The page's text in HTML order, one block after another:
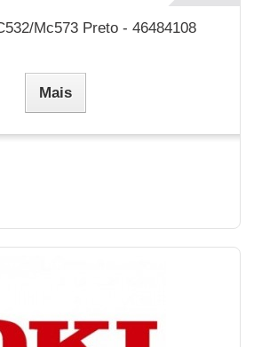
Mc573 Preto - 46484108
Mais